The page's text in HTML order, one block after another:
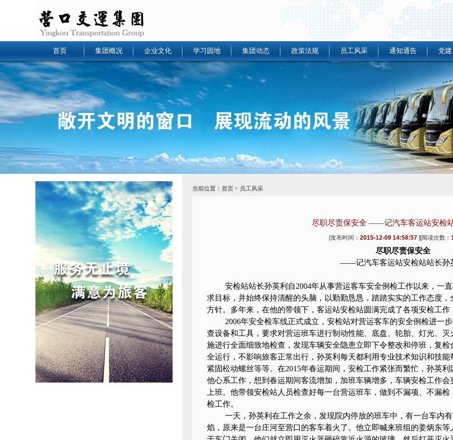
首页 集团概况 企业文化 学习园地 集团动态 政策法规 员工风采 通知通告 党
当前位置： 首页 > 员工风采
尽职尽责保安全 ——记汽车客运站安检
[发布时间： 2015-12-09 14:58:57 ][阅读次数：
尽职尽责保安全
——记汽车客运站安检站站长孙
安检站站长孙英利自2004年从事营运客车安全例检工作以来，一
求目标，并始终保持清醒的头脑，以勤勤恳恳，踏踏实实的工作态度
方针。多年来，在他的带领下，客运站安检站圆满完成了各项安检工作
2006年安全检车线正式成立，安检站对营运客车的安全例检进一
查设备和工具，要求对营运班车进行制动性能、底盘、轮胎、灯光、
施进行全面细致地检查，发现车辆安全隐患立即下令整改和停班，复
全运行，不影响旅客正常出行，孙英利每天都利用专业技术知识和技
紧固松动螺丝等等。在2015年春运期间，安检工作紧张而繁忙，孙英
他心系工作，想到春运期间客流增加，加班车辆增多，车辆安检工作
上班。他带领安检站人员检查好每一台营运班车，做到不漏项、不漏
检工作。
一天，孙英利在工作之余，发现院内停放的班车中，有一台车内
焰，原来是一台庄河至营口的客车着火了。他立即喊来班组的姜炳东